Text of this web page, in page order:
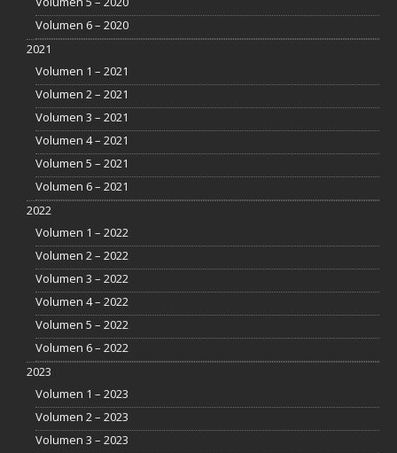
Volumen 6 – 2020
2021
Volumen 1 – 2021
Volumen 2 – 2021
Volumen 3 – 2021
Volumen 4 – 2021
Volumen 5 – 2021
Volumen 6 – 2021
2022
Volumen 1 – 2022
Volumen 2 – 2022
Volumen 3 – 2022
Volumen 4 – 2022
Volumen 5 – 2022
Volumen 6 – 2022
2023
Volumen 1 – 2023
Volumen 2 – 2023
Volumen 3 – 2023